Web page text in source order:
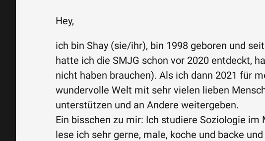
Hey,
ich bin Shay (sie/ihr), bin 1998 geboren und
hatte ich die SMJG schon vor 2020 entdeckt,
nicht haben brauchen). Als ich dann 2021 für
wundervolle Welt mit sehr vielen lieben
unterstützen und an Andere weitergeben.
Ein bisschen zu mir: Ich studiere Soziologie
lese ich sehr gerne, male, koche und backe